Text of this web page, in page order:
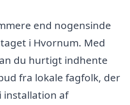
end nogensinde
i Hvornum. Med
du hurtigt indhente
fra lokale fagfolk, der
installation af